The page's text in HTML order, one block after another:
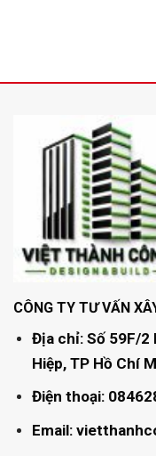
CÔNG TY TƯ VẤN
Địa chỉ: Số 59F/2
Hiệp, TP Hồ Chí
Điện thoại:
Email: